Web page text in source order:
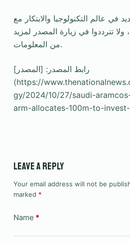
في عالم التكنولوجيا والابتكار مع
ولا تترددوا في زيارة المصدر لمزيد
من المعلومات.
رابط المصدر: [المصدر]
(https://
gy/2024/10/27/saudi-
arm-allocates-100m-to-
Leave a Reply
Your email address will not be
marked *
Name *